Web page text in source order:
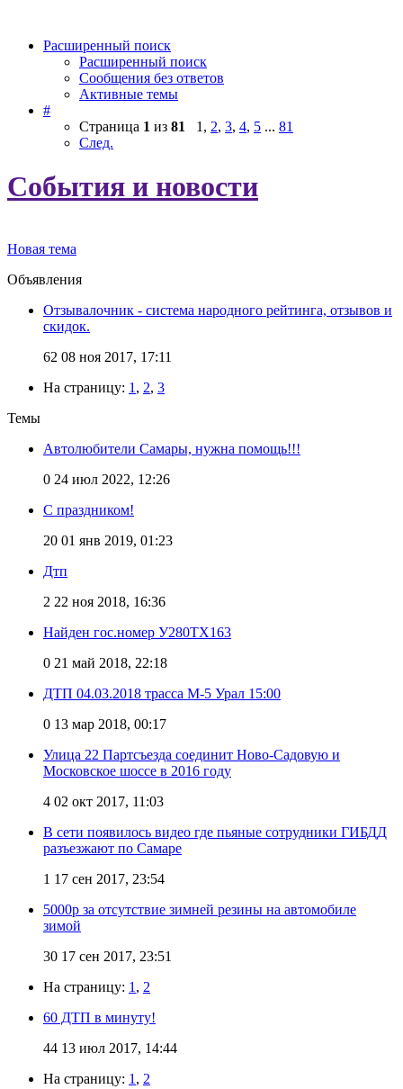
Расширенный поиск
Расширенный поиск
Сообщения без ответов
Активные темы
#
Страница 1 из 81 1 , 2, 3, 4, 5 ... 81
След.
События и новости
Новая тема
Объявления
Отзывалочник - система народного рейтинга, отзывов и
скидок.
62 08 ноя 2017, 17:11
На страницу: 1 , 2, 3
Темы
Автолюбители Самары, нужна помощь!!!
0 24 июл 2022, 12:26
С праздником!
20 01 янв 2019, 01:23
Дтп
2 22 ноя 2018, 16:36
Найден гос.номер У280ТХ163
0 21 май 2018, 22:18
ДТП 04.03.2018 трасса М-5 Урал 15:00
0 13 мар 2018, 00:17
Улица 22 Партсъезда соединит Ново-Садовую и
Московское шоссе в 2016 году
4 02 окт 2017, 11:03
В сети появилось видео где пьяные сотрудники ГИБДД
разъезжают по Самаре
1 17 сен 2017, 23:54
5000р за отсутствие зимней резины на автомобиле
зимой
30 17 сен 2017, 23:51
На страницу: 1 , 2
60 ДТП в минуту!
44 13 июл 2017, 14:44
На страницу: 1 , 2